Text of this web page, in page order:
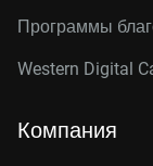
Программы
Western Digital
Компания